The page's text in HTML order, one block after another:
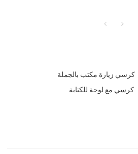
كرسي زيارة مكتب بالجملة
كرسي مع لوحة للكتابة